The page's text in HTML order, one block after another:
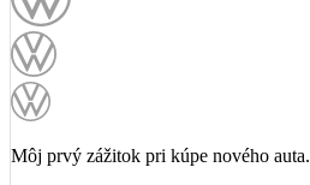
Môj prvý zážitok pri kúpe nového auta.